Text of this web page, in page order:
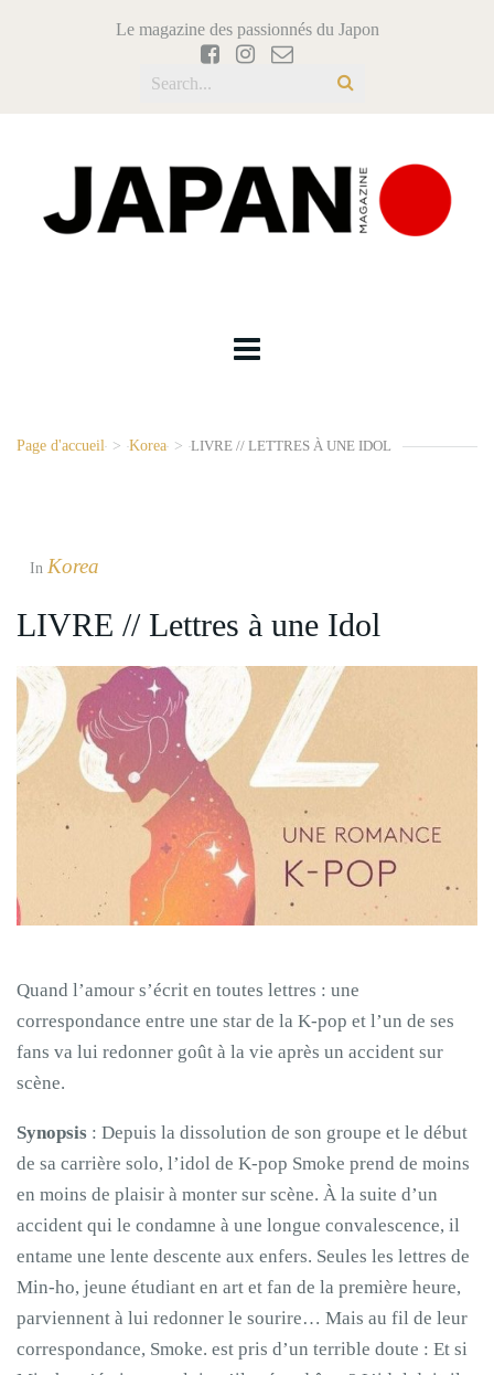
Le magazine des passionnés du Japon
Page d'accueil > Korea > LIVRE // LETTRES À UNE IDOL
In Korea
LIVRE // Lettres à une Idol
Quand l’amour s’écrit en toutes lettres : une
correspondance entre une star de la K-pop et l’un de ses
fans va lui redonner goût à la vie après un accident sur
scène.
Synopsis : Depuis la dissolution de son groupe et le début
de sa carrière solo, l’idol de K-pop Smoke prend de moins
en moins de plaisir à monter sur scène. À la suite d’un
accident qui le condamne à une longue convalescence, il
entame une lente descente aux enfers. Seules les lettres de
Min-ho, jeune étudiant en art et fan de la première heure,
parviennent à lui redonner le sourire… Mais au fil de leur
correspondance, Smoke. est pris d’un terrible doute : Et si